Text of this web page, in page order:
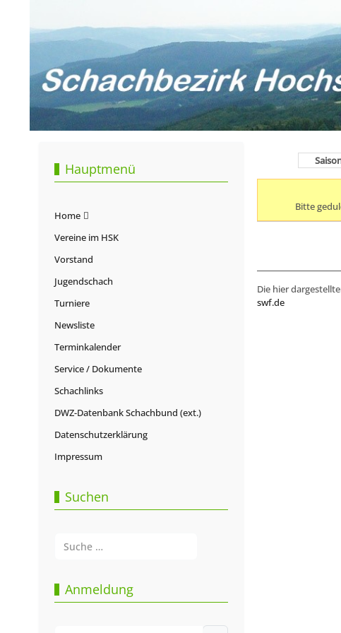
Hauptmenü
Home
Vereine im HSK
Vorstand
Jugendschach
Turniere
Newsliste
Terminkalender
Service / Dokumente
Schachlinks
DWZ-Datenbank Schachbund (ext.)
Datenschutzerklärung
Impressum
Suchen
Anmeldung
Bitte
Die hier
swf.de